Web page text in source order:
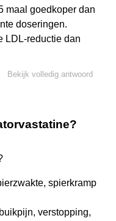
maal goedkoper dan
doseringen.
LDL-reductie dan
Bekijk volledig antwoord
spierkramp
verstopping,